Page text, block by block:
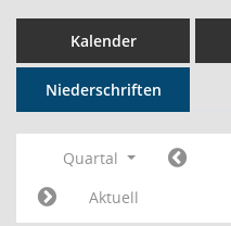
Kalender
Niederschriften
Quartal
Aktuell